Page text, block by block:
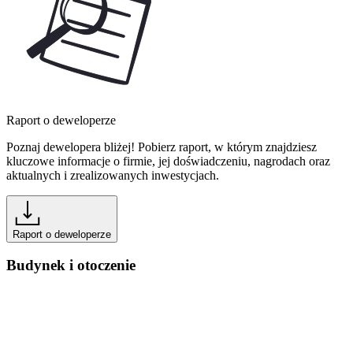
Raport o deweloperze
Poznaj dewelopera bliżej! Pobierz raport, w którym znajdziesz
kluczowe informacje o firmie, jej doświadczeniu, nagrodach oraz
aktualnych i zrealizowanych inwestycjach.
Raport o deweloperze
Budynek i otoczenie